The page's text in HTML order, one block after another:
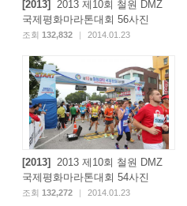
[2013]
2013 제10회 철원 DMZ
국제평화마라톤대회 56사진
조회 132,832 2014.01.23
[2013]
2013 제10회 철원 DMZ
국제평화마라톤대회 54사진
조회 132,272 2014.01.23